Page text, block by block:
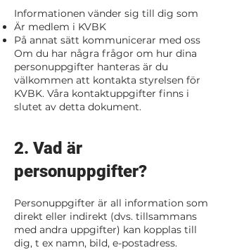
Informationen vänder sig till dig som
Är medlem i KVBK
På annat sätt kommunicerar med oss
Om du har några frågor om hur dina
personuppgifter hanteras är du
välkommen att kontakta styrelsen för
KVBK. Våra kontaktuppgifter finns i
slutet av detta dokument.
2. Vad är
personuppgifter?
Personuppgifter är all information som
direkt eller indirekt (dvs. tillsammans
med andra uppgifter) kan kopplas till
dig, t ex namn, bild, e-postadress.